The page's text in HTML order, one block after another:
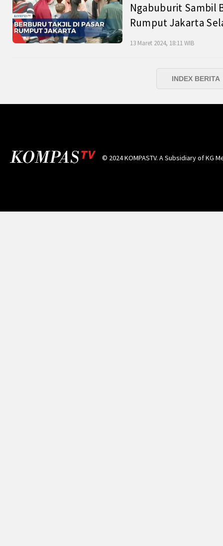
Ngabuburit Sambil
Rumput Jakarta
13 Maret 2024, 18:11 WIB
INDEX BERITA
© 2024 KOMPASTV. A Subsidiary ofKG